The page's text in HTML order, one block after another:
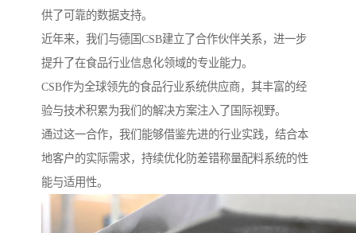
供了可靠的数据支持。
近年来，我们与德国CSB建立了合作伙伴关系，进一步
提升了在食品行业信息化领域的专业能力。
CSB作为全球领先的食品行业系统供应商，其丰富的经
验与技术积累为我们的解决方案注入了国际视野。
通过这一合作，我们能够借鉴先进的行业实践，结合本
地客户的实际需求，持续优化防差错称量配料系统的性
能与适用性。